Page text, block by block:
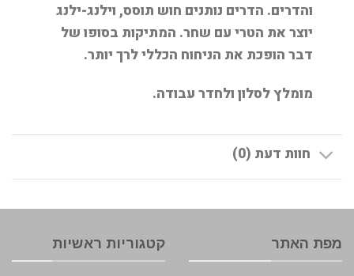
והדרים. הדרים נותנים חוש תוסס, וילנג-ילנג
יוצר את הטרי עם שחר. המתיקות בסופו של
דבר הופכת את הניחוח הכללי לרך יותר.
מומלץ לסלון ולחדר עבודה.
חוות דעת (0)
מפת האתר קטגוריות ראשיות